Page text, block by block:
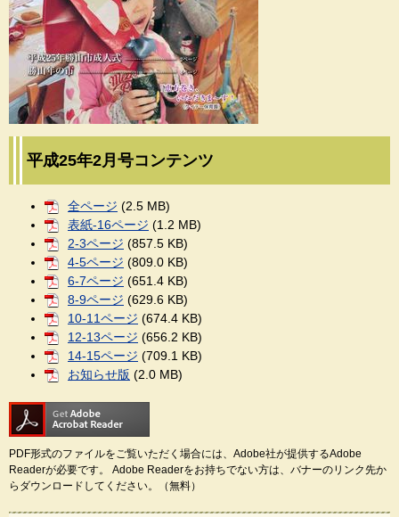
平成25年2月号コンテンツ
全ページ (2.5 MB)
表紙-16ページ (1.2 MB)
2-3ページ (857.5 KB)
4-5ページ (809.0 KB)
6-7ページ (651.4 KB)
8-9ページ (629.6 KB)
10-11ページ (674.4 KB)
12-13ページ (656.2 KB)
14-15ページ (709.1 KB)
お知らせ版 (2.0 MB)
PDF形式のファイルをご覧いただく場合には、Adobe社が提供するAdobe
Readerが必要です。
Adobe Readerをお持ちでない方は、バナーのリンク先か
らダウンロードしてください。（無料）